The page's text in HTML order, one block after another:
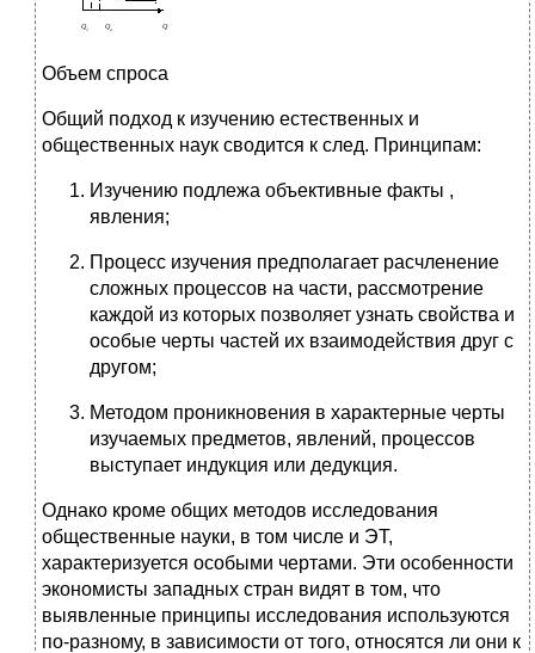
Объем спроса
Общий подход к изучению естественных и
общественных наук сводится к след. Принципам:
Изучению подлежа объективные факты ,
явления;
Процесс изучения предполагает расчленение
сложных процессов на части, рассмотрение
каждой из которых позволяет узнать свойства и
особые черты частей их взаимодействия друг с
другом;
Методом проникновения в характерные черты
изучаемых предметов, явлений, процессов
выступает индукция или дедукция.
Однако кроме общих методов исследования
общественные науки, в том числе и ЭТ,
характеризуется особыми чертами. Эти особенности
экономисты западных стран видят в том, что
выявленные принципы исследования используются
по-разному, в зависимости от того, относятся ли они к